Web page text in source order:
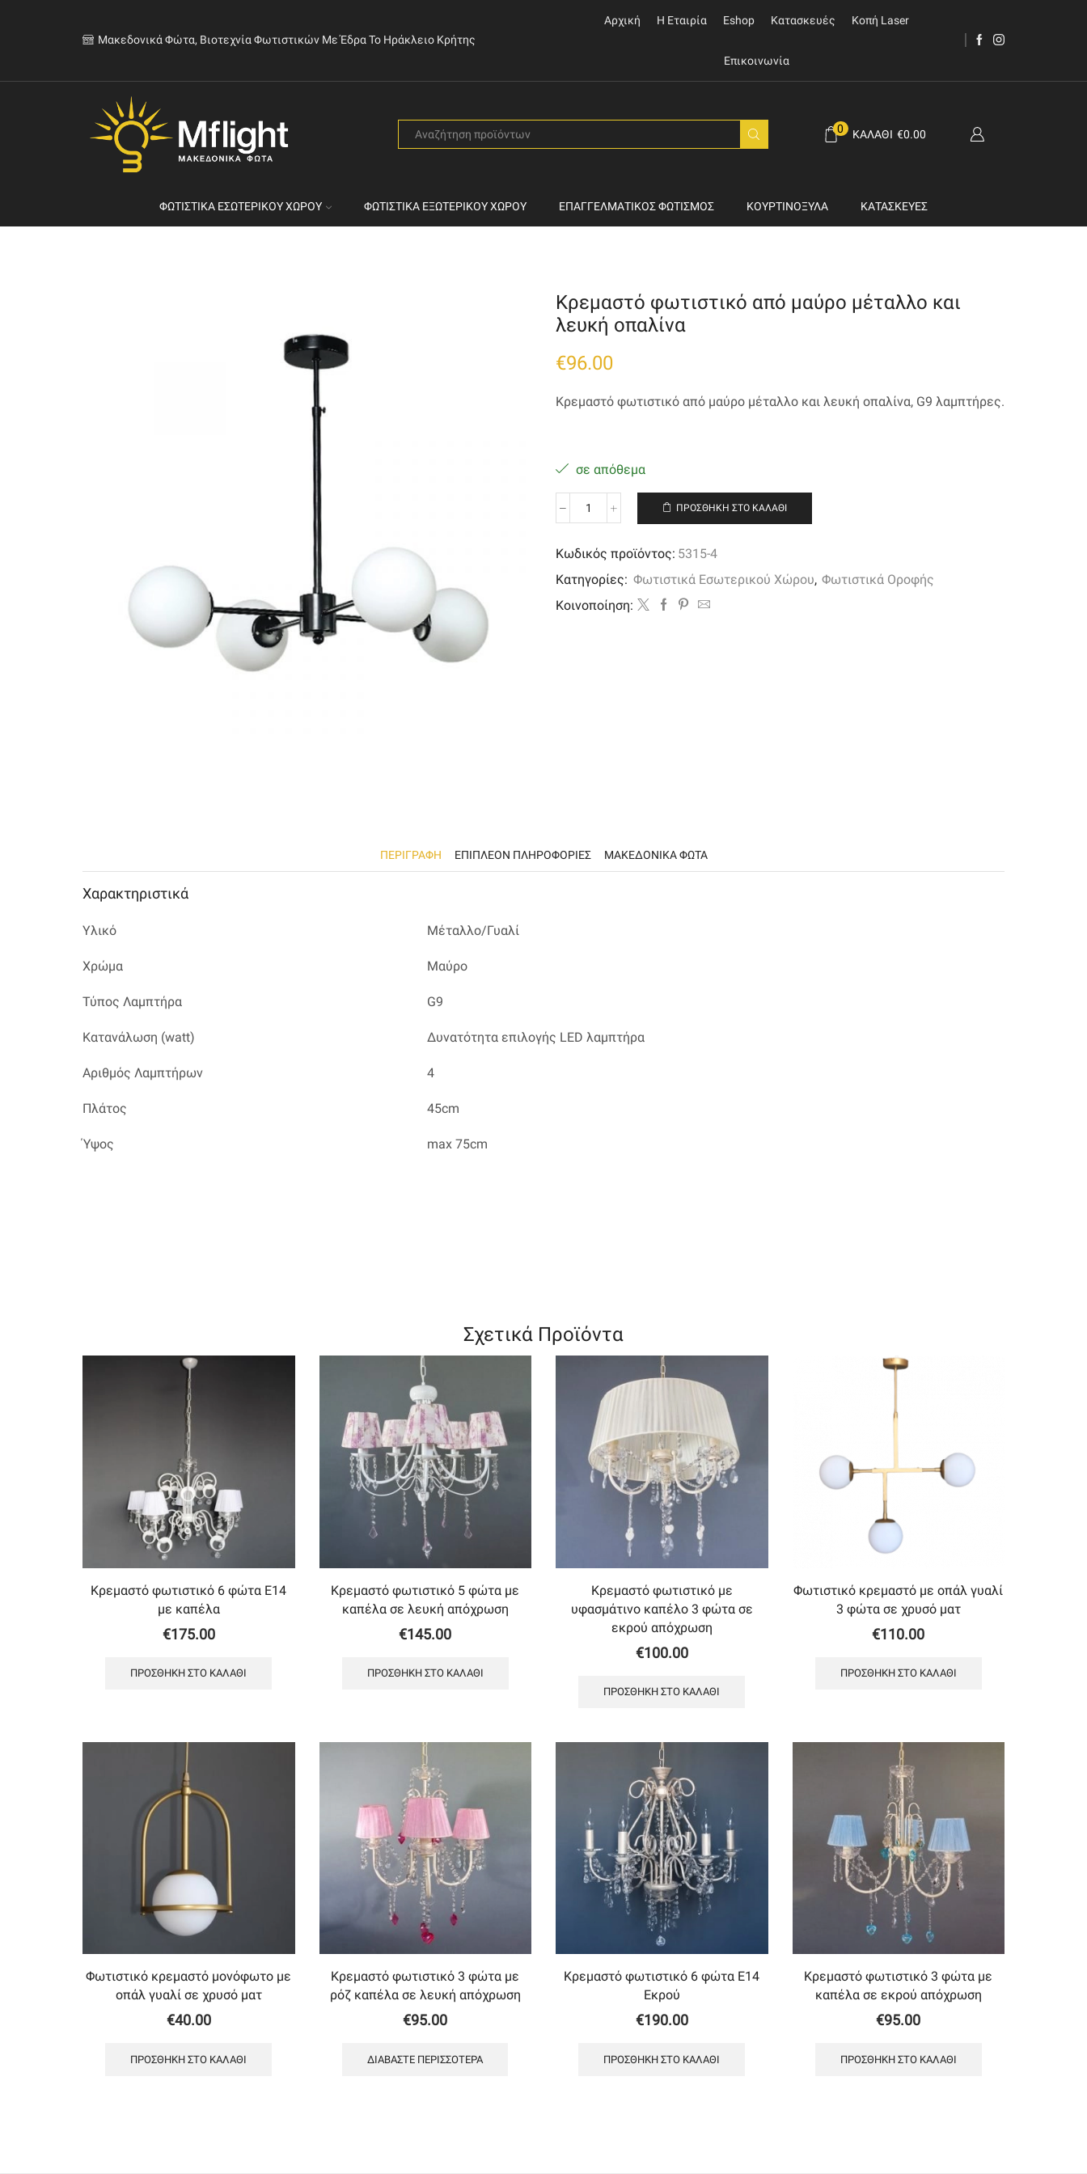
Μακεδονικά Φώτα, Βιοτεχνία Φωτιστικών Με Έδρα Το Ηράκλειο Κρήτης
Αρχική Η Εταιρία Eshop Κατασκευές Κοπή Laser
Επικοινωνία
0 ΚΑΛΆΘΙ €0.00
ΦΩΤΙΣΤΙΚΆ ΕΣΩΤΕΡΙΚΟΎ ΧΏΡΟΥ ΦΩΤΙΣΤΙΚΆ ΕΞΩΤΕΡΙΚΟΎ ΧΏΡΟΥ ΕΠΑΓΓΕΛΜΑΤΙΚΌΣ ΦΩΤΙΣΜΌΣ ΚΟΥΡΤΙΝΌΞΥΛΑ ΚΑΤΑΣΚΕΥΈΣ
Κρεμαστό φωτιστικό από μαύρο μέταλλο και
λευκή οπαλίνα
€96.00
Κρεμαστό φωτιστικό από μαύρο μέταλλο και λευκή οπαλίνα, G9 λαμπτήρες.
σε απόθεμα
Κρεμαστό
από
μαύρο
μέταλλο
λευκή
ΠΡΟΣΘΉΚΗ ΣΤΟ ΚΑΛΆΘΙ
Κωδικός προϊόντος: 5315-4
Κατηγορίες: Φωτιστικά Εσωτερικού Χώρου, Φωτιστικά Οροφής
Kοινοποίηση:
ΠΕΡΙΓΡΑΦΉ ΕΠΙΠΛΈΟΝ ΠΛΗΡΟΦΟΡΊΕΣ ΜΑΚΕΔΟΝΙΚΑ ΦΩΤΑ
Χαρακτηριστικά
Υλικό Μέταλλο/Γυαλί
Χρώμα Μαύρο
Τύπος Λαμπτήρα G9
Κατανάλωση (watt) Δυνατότητα επιλογής LED λαμπτήρα
Αριθμός Λαμπτήρων 4
Πλάτος 45cm
Ύψος max 75cm
Σχετικά Προϊόντα
Κρεμαστό φωτιστικό 6 φώτα Ε14
με καπέλα
€175.00
ΠΡΟΣΘΉΚΗ ΣΤΟ ΚΑΛΆΘΙ
Κρεμαστό φωτιστικό 5 φώτα με
καπέλα σε λευκή απόχρωση
€145.00
ΠΡΟΣΘΉΚΗ ΣΤΟ ΚΑΛΆΘΙ
Κρεμαστό φωτιστικό με
υφασμάτινο καπέλο 3 φώτα σε
εκρού απόχρωση
€100.00
ΠΡΟΣΘΉΚΗ ΣΤΟ ΚΑΛΆΘΙ
Φωτιστικό κρεμαστό με oπάλ γυαλί
3 φώτα σε χρυσό ματ
€110.00
ΠΡΟΣΘΉΚΗ ΣΤΟ ΚΑΛΆΘΙ
Φωτιστικό κρεμαστό μονόφωτο με
οπάλ γυαλί σε χρυσό ματ
€40.00
ΠΡΟΣΘΉΚΗ ΣΤΟ ΚΑΛΆΘΙ
Κρεμαστό φωτιστικό 3 φώτα με
ρόζ καπέλα σε λευκή απόχρωση
€95.00
ΔΙΑΒΆΣΤΕ ΠΕΡΙΣΣΌΤΕΡΑ
Κρεμαστό φωτιστικό 6 φώτα Ε14
Εκρού
€190.00
ΠΡΟΣΘΉΚΗ ΣΤΟ ΚΑΛΆΘΙ
Κρεμαστό φωτιστικό 3 φώτα με
καπέλα σε εκρού απόχρωση
€95.00
ΠΡΟΣΘΉΚΗ ΣΤΟ ΚΑΛΆΘΙ